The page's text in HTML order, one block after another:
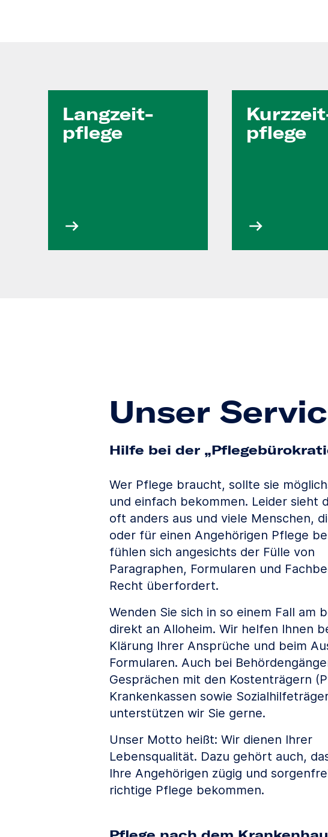
Langzeit­
pflege
pflege
Unser
Hilfe bei der
Wer Pflege braucht, sollte sie
und einfach bekommen. Leider sieht
oft anders aus und viele Menschen,
oder für einen Angehörigen Pflege
fühlen sich angesichts der Fülle von
Paragraphen, Formularen und
Recht überfordert.
Wenden Sie sich in so einem Fall am
direkt an Alloheim. Wir helfen Ihnen
Klärung Ihrer Ansprüche und beim
Formularen. Auch bei
Gesprächen mit den Kostenträgern
Krankenkassen sowie
unterstützen wir Sie gerne.
Unser Motto heißt: Wir dienen Ihrer
Lebensqualität. Dazu gehört auch,
Ihre Angehörigen zügig und
richtige Pflege bekommen.